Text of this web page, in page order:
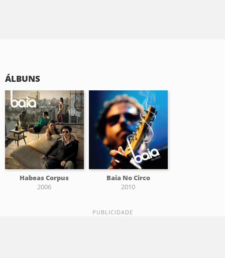
ÁLBUNS
Habeas Corpus
2006
Baia No Circo
2010